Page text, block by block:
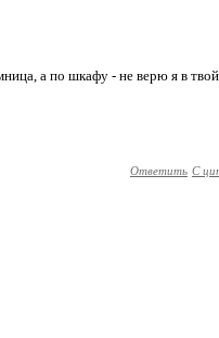
а по шкафу - не верю я в
Ответить С